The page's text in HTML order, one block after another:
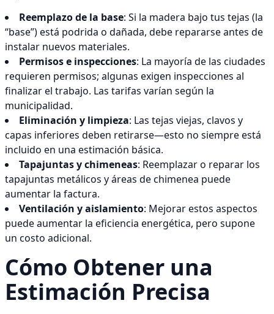
Reemplazo de la base: Si la madera bajo tus tejas (la
“base”) está podrida o dañada, debe repararse antes de
instalar nuevos materiales.
Permisos e inspecciones: La mayoría de las ciudades
requieren permisos; algunas exigen inspecciones al
finalizar el trabajo. Las tarifas varían según la
municipalidad.
Eliminación y limpieza: Las tejas viejas, clavos y
capas inferiores deben retirarse—esto no siempre está
incluido en una estimación básica.
Tapajuntas y chimeneas: Reemplazar o reparar los
tapajuntas metálicos y áreas de chimenea puede
aumentar la factura.
Ventilación y aislamiento: Mejorar estos aspectos
puede aumentar la eficiencia energética, pero supone
un costo adicional.
Cómo Obtener una
Estimación Precisa